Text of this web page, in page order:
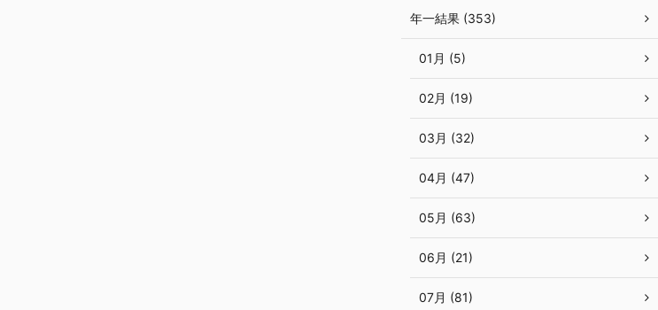
年一結果 (353)
01月 (5)
02月 (19)
03月 (32)
04月 (47)
05月 (63)
06月 (21)
07月 (81)